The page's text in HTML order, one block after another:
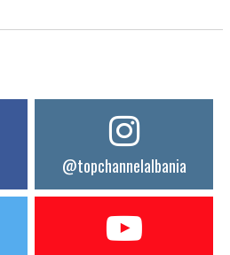
@topchannelalbania